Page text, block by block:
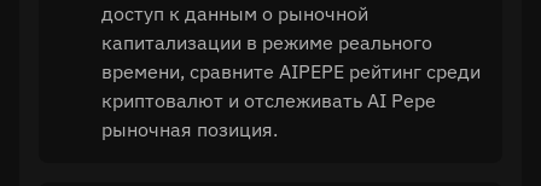
доступ к данным о рыночной
капитализации в режиме реального
времени, сравните AIPEPE рейтинг среди
криптовалют и отслеживать AI Pepe
рыночная позиция.